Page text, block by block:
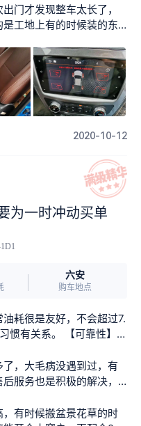
道，中间有之前泥石流痕
方，可以轻松过去，只
面斗是用来拉货的，有
一样的减震器的话，估
门才发现整车太长了，
工地上有的时候装的东
子才行。长箱适合做事
2020-10-12
为一时冲动买单
六安
购车地点
油耗很是友好，不会超过7.
惯有关系。 【可靠性】
这原厂轮胎质量还是比
能再战两年 【配置】
3个了，四轮定位做过一
，大毛病没遇到过，有
服务也是积极的解决，
性好，油耗也不错，前
有时候搬盆景花草的时